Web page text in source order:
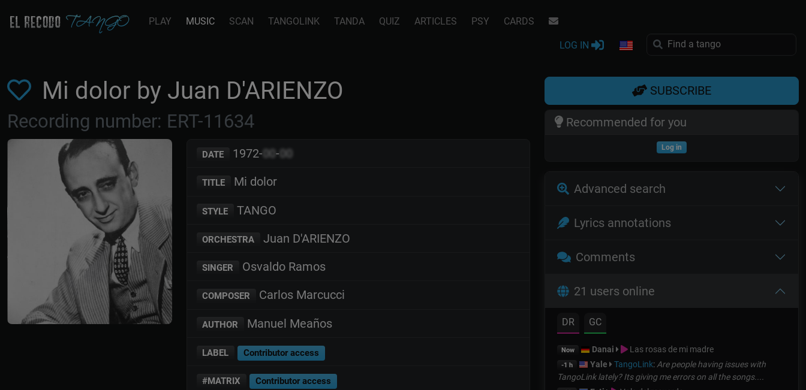
PLAY MUSIC SCAN TANGOLINK TANDA QUIZ ARTICLES PSY CARDS
LOG IN
Mi dolor by Juan D'ARIENZO
Recording number: ERT-11634
DATE 1972- 00- 00
TITLE Mi dolor
STYLE TANGO
ORCHESTRA Juan D'ARIENZO
SINGER Osvaldo Ramos
COMPOSER Carlos Marcucci
AUTHOR Manuel Meaños
LABEL Contributor access
#MATRIX Contributor access
SUBSCRIBE
Recommended for you
Log in
Advanced search
Lyrics annotations
Comments
21 users online
DR GC
Now Danai Las rosas de mi madre
-1 h Yale TangoLink: Are people having issues with
TangoLink lately? Its giving me errors on all the songs....